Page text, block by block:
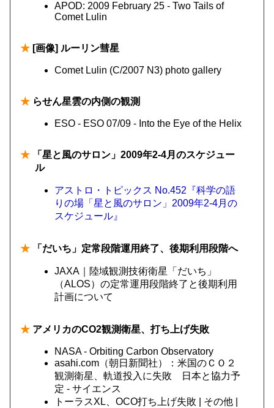
APOD: 2009 February 25 - Two Tails of
Comet Lulin
★ [画像] ルーリン彗星
Comet Lulin (C/2007 N3) photo gallery
★ らせん星雲の内側の観測
ESO - ESO 07/09 - Into the Eye of the Helix
★ 「星と風のサロン」2009年2-4月のスケジュー
ル
アストロ・トピックス No.452『科学の語
りの場「星と風のサロン」2009年2-4月の
スケジュール』
★ 「だいち」定常段階運用終了、後期利用段階へ
JAXA｜陸域観測技術衛星「だいち」
（ALOS）の定常運用段階終了と後期利用
計画について
★ アメリカのCO2観測衛星、打ち上げ失敗
NASA - Orbiting Carbon Observatory
asahi.com（朝日新聞社）：米国のＣＯ２
観測衛星、軌道投入に失敗 日本と協力予
定 - サイエンス
トーラスXL、OCO打ち上げ失敗 | その他 |